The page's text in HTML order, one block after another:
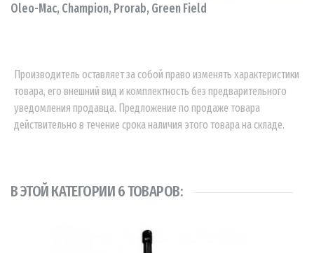
Oleo-Mac, Champion, Prorab, Green Field
Производитель оставляет за собой право изменять характеристики
товара, его внешний вид и комплектность без предварительного
уведомления продавца. Предложение по продаже товара
действительно в течение срока наличия этого товара на складе.
В ЭТОЙ КАТЕГОРИИ 6 ТОВАРОВ: